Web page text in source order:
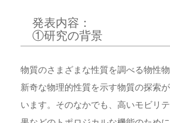
発表内容：
①研究の背景
物質のさまざまな性質を調べる物性物
新奇な物理的性質を示す物質の探索
います。そのなかでも、高いモビリ